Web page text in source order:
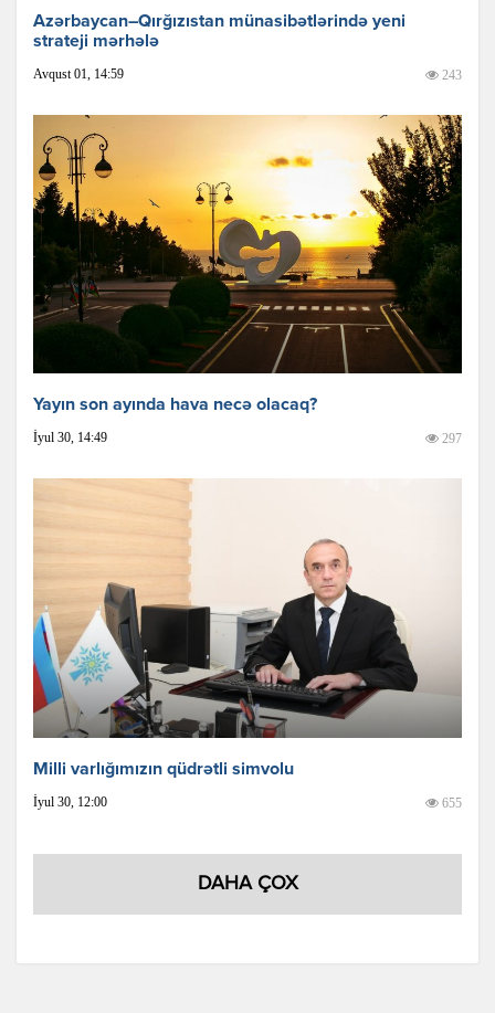
Azərbaycan–Qırğızıstan münasibətlərində yeni
strateji mərhələ
Avqust 01, 14:59 243
Yayın son ayında hava necə olacaq?
İyul 30, 14:49 297
Milli varlığımızın qüdrətli simvolu
İyul 30, 12:00 655
DAHA ÇOX